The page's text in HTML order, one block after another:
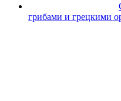
грибами и грецкими